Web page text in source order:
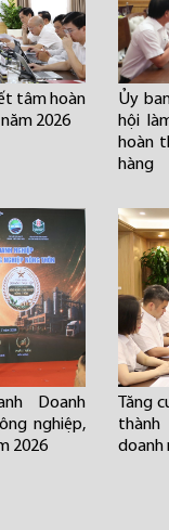
tâm hoàn
2026
Ủy
hội
hoàn
hàng
Doanh
nghiệp,
2026
Tăng
doanh